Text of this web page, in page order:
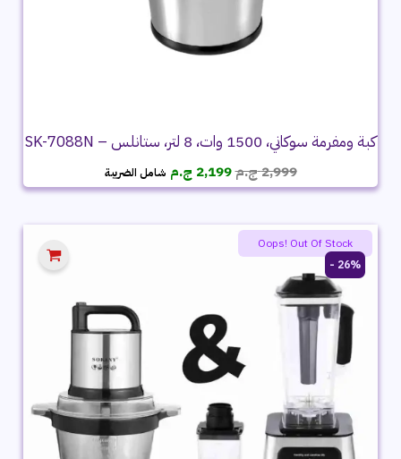
كبة ومفرمة سوكاني، 1500 وات، 8 لتر، ستانلس – SK-7088N
2,999ج.مالسعر
الأصلي
2,999 ج.م.
2,199 ج.م السعر
الحالي
2,199 ج.م.
شامل الضريبة
26% -
Oops! Out Of Stock